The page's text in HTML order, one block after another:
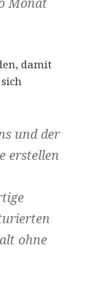
damit
und der
erstellen
ohne